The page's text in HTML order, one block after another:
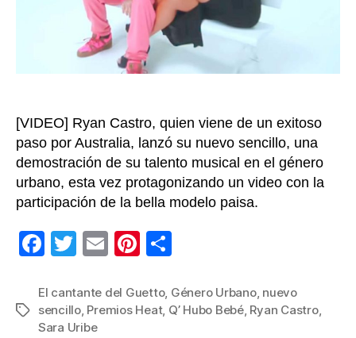
con
[VIDEO] Ryan Castro, quien viene de un exitoso
paso por Australia, lanzó su nuevo sencillo, una
demostración de su talento musical en el género
urbano, esta vez protagonizando un video con la
participación de la bella modelo paisa.
F
c
e
T
tt
er
E
ail
Pi
er
e
m
p
Etiquetas
El cantante del Guetto, Género Urbano, nuevo
sencillo, Premios Heat, Q’ Hubo Bebé, Ryan Castro,
Sara Uribe